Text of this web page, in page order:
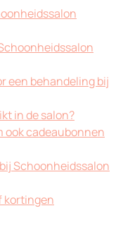
een behandeling bij
in de salon?
ook cadeaubonnen
Schoonheidssalon
kortingen